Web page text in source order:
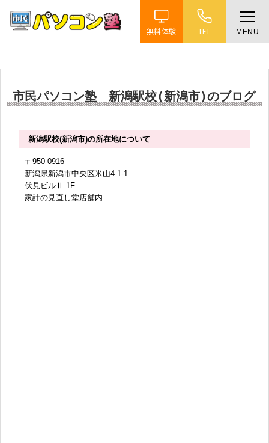
無料体験 TEL MENU
教室案内
受講までの流れ
市民パソコン塾 新潟駅校(新潟市)のブログ
新潟駅校(新潟市)の所在地について
〒950-0916
新潟県新潟市中央区米山4-1-1
伏見ビルⅡ 1F
家計の見直し堂店舗内